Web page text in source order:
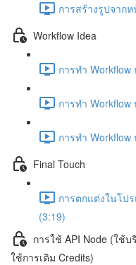
การสร้างรูปจาก
Workflow Idea
การทำ
การทำ
การทำ
Final Touch
การตกแต่งในโป
(3:19)
การใช้ API Node (ใช้
ใช้การเติม Credits)